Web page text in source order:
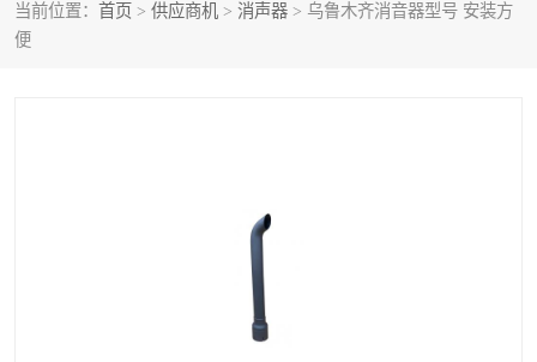
当前位置： 首页 > 供应商机 > 消声器 > 乌鲁木齐消音器型号 安装方
便